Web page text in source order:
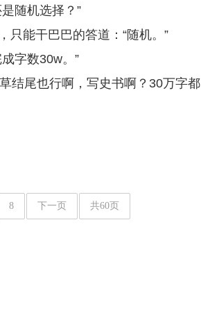
随机选择？”
只能干巴巴的答道：“随机。”
字数30w。”
结尾也行啊，写史书啊？30万字都
8 下一页 共60页